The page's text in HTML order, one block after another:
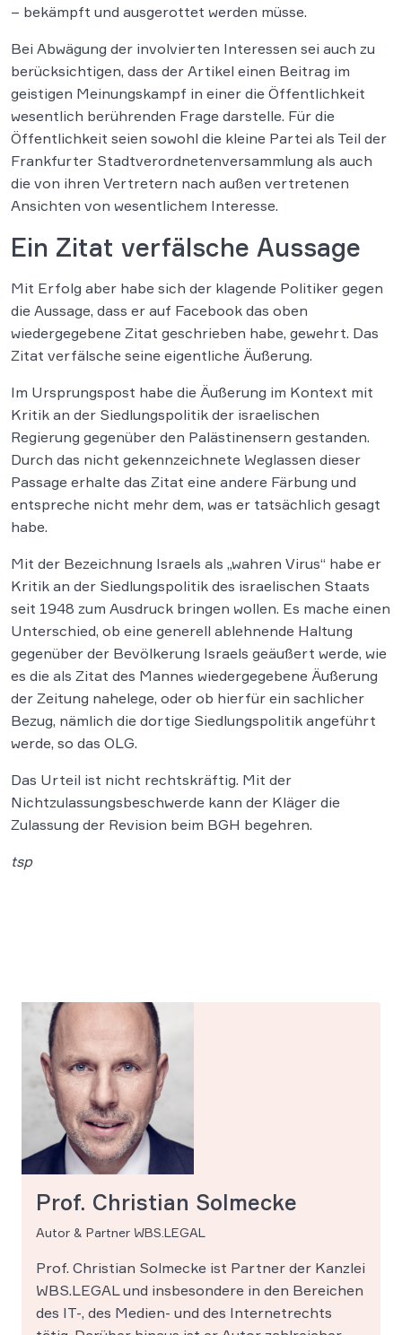
– bekämpft und ausgerottet werden müsse.
Bei Abwägung der involvierten Interessen sei auch zu
berücksichtigen, dass der Artikel einen Beitrag im
geistigen Meinungskampf in einer die Öffentlichkeit
wesentlich berührenden Frage darstelle. Für die
Öffentlichkeit seien sowohl die kleine Partei als Teil der
Frankfurter Stadtverordnetenversammlung als auch
die von ihren Vertretern nach außen vertretenen
Ansichten von wesentlichem Interesse.
Ein Zitat verfälsche Aussage
Mit Erfolg aber habe sich der klagende Politiker gegen
die Aussage, dass er auf Facebook das oben
wiedergegebene Zitat geschrieben habe, gewehrt. Das
Zitat verfälsche seine eigentliche Äußerung.
Im Ursprungspost habe die Äußerung im Kontext mit
Kritik an der Siedlungspolitik der israelischen
Regierung gegenüber den Palästinensern gestanden.
Durch das nicht gekennzeichnete Weglassen dieser
Passage erhalte das Zitat eine andere Färbung und
entspreche nicht mehr dem, was er tatsächlich gesagt
habe.
Mit der Bezeichnung Israels als „wahren Virus“ habe er
Kritik an der Siedlungspolitik des israelischen Staats
seit 1948 zum Ausdruck bringen wollen. Es mache einen
Unterschied, ob eine generell ablehnende Haltung
gegenüber der Bevölkerung Israels geäußert werde, wie
es die als Zitat des Mannes wiedergegebene Äußerung
der Zeitung nahelege, oder ob hierfür ein sachlicher
Bezug, nämlich die dortige Siedlungspolitik angeführt
werde, so das OLG.
Das Urteil ist nicht rechtskräftig. Mit der
Nichtzulassungsbeschwerde kann der Kläger die
Zulassung der Revision beim BGH begehren.
tsp
Prof. Christian Solmecke
Autor & Partner WBS.LEGAL
Prof. Christian Solmecke ist Partner der Kanzlei
WBS.LEGAL und insbesondere in den Bereichen
des IT-, des Medien- und des Internetrechts